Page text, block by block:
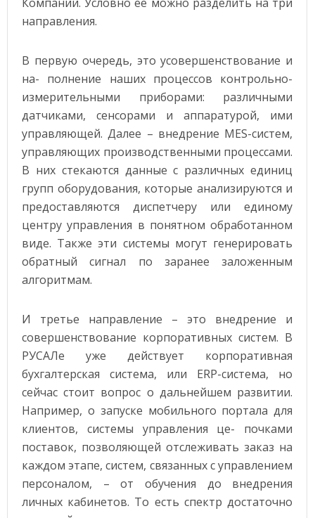
направления.
В первую очередь, это усовершенствование и
на- полнение наших процессов контрольно-
измерительными приборами: различными
датчиками, сенсорами и аппаратурой, ими
управляющей. Далее – внедрение MES-систем,
управляющих производственными процессами.
В них стекаются данные с различных единиц
групп оборудования, которые анализируются и
предоставляются диспетчеру или единому
центру управления в понятном обработанном
виде. Также эти системы могут генерировать
обратный сигнал по заранее заложенным
алгоритмам.
И третье направление – это внедрение и
совершенствование корпоративных систем. В
РУСАЛе уже действует корпоративная
бухгалтерская система, или ERP-система, но
сейчас стоит вопрос о дальнейшем развитии.
Например, о запуске мобильного портала для
клиентов, системы управления це- почками
поставок, позволяющей отслеживать заказ на
каждом этапе, систем, связанных с управлением
персоналом, – от обучения до внедрения
личных кабинетов. То есть спектр достаточно